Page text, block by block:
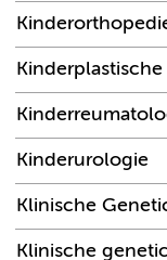
Kinderurologie
Klinische
Klinische